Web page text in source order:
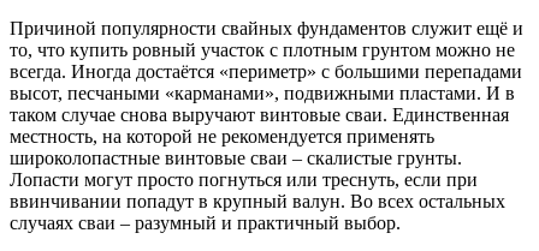
Причиной популярности свайных фундаментов служит ещё и
то, что купить ровный участок с плотным грунтом можно не
всегда. Иногда достаётся «периметр» с большими перепадами
высот, песчаными «карманами», подвижными пластами. И в
таком случае снова выручают винтовые сваи. Единственная
местность, на которой не рекомендуется применять
широколопастные винтовые сваи – скалистые грунты.
Лопасти могут просто погнуться или треснуть, если при
ввинчивании попадут в крупный валун. Во всех остальных
случаях сваи – разумный и практичный выбор.